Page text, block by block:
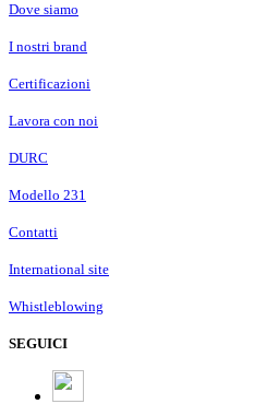
Dove siamo
I nostri brand
Certificazioni
Lavora con noi
DURC
Modello 231
Contatti
International site
Whistleblowing
SEGUICI